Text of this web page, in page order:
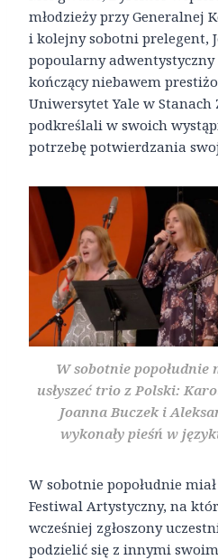
młodzieży przy Generalnej
i kolejny sobotni prelegent,
popoularny adwentystyczny
kończący niebawem
Uniwersytet Yale w Stanach
podkreślali w swoich
potrzebę potwierdzania
W sobotnie popołudnie
usłyszeć trio z Polski:
Joanna Buczek i
wykonały pieśń w
W sobotnie popołudnie
Festiwal Artystyczny, na
wcześniej zgłoszony
podzielić się z innymi